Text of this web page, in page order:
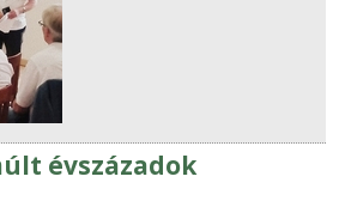
évszázadok